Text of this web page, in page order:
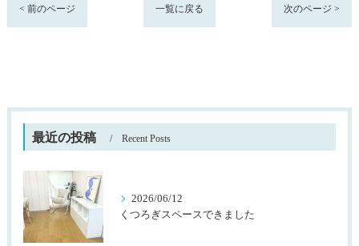
< 前のページ 一覧に戻る 次のページ >
最近の投稿 Recent Posts
2026/06/12
くつろぎスペースできました